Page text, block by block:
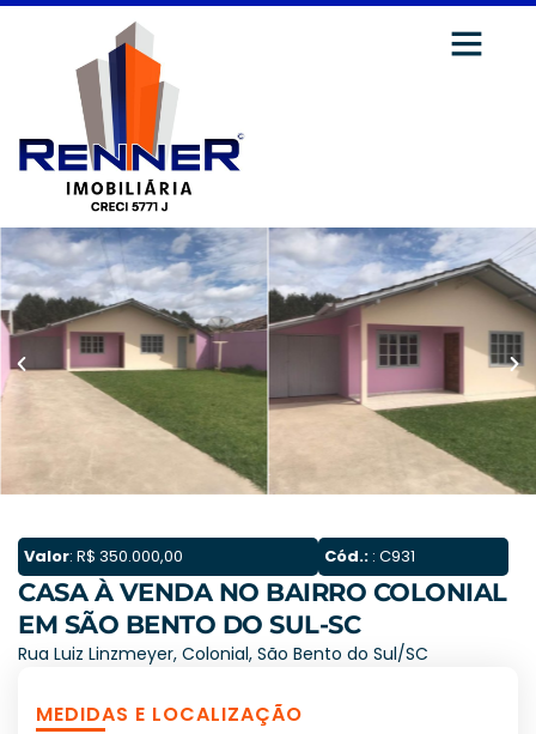
Valor: R$ 350.000,00 Cód.: : C931
CASA À VENDA NO BAIRRO COLONIAL
EM SÃO BENTO DO SUL-SC
Rua Luiz Linzmeyer, Colonial, São Bento do Sul/SC
MEDIDAS E LOCALIZAÇÃO